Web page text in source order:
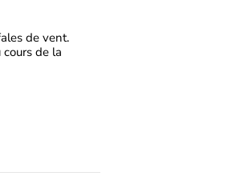
de vent.
de la